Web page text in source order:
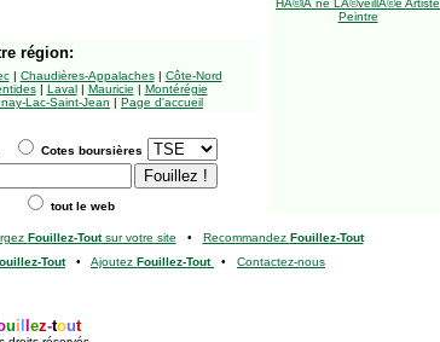
HÃ©lÃ¨ne LÃ©veillÃ©e Artiste
Peintre
région:
| Chaudières-Appalaches| Côte-Nord
| Laval| Mauricie | Montérégie
Lac-Saint-Jean | Page d'accueil
Cotes boursières
tout le web
Fouillez-Toutsur votre site • Recommandez Fouillez-Tout
Tout• Ajoutez Fouillez-Tout • Contactez-nous
ui ez-tout